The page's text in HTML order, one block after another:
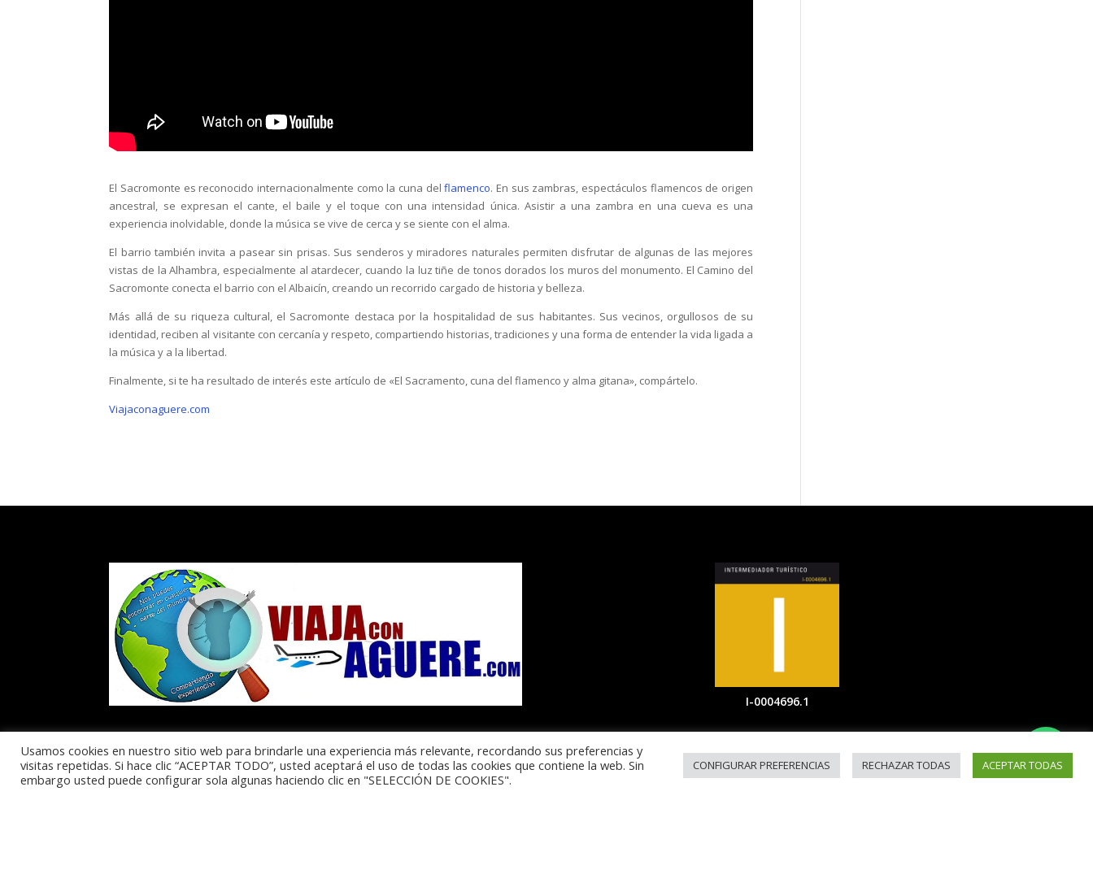
El Sacromonte es reconocido internacionalmente como la cuna delflamenco. En sus zambras, espectáculos flamencos de origen
ancestral, se expresan el cante, el baile y el toque con una intensidad única. Asistir a una zambra en una cueva es una
experiencia inolvidable, donde la música se vive de cerca y se siente con el alma.
El barrio también invita a pasear sin prisas. Sus senderos y miradores naturales permiten disfrutar de algunas de las mejores
vistas de la Alhambra, especialmente al atardecer, cuando la luz tiñe de tonos dorados los muros del monumento. El Camino del
Sacromonte conecta el barrio con el Albaicín, creando un recorrido cargado de historia y belleza.
Más allá de su riqueza cultural, el Sacromonte destaca por la hospitalidad de sus habitantes. Sus vecinos, orgullosos de su
identidad, reciben al visitante con cercanía y respeto, compartiendo historias, tradiciones y una forma de entender la vida ligada a
la música y a la libertad.
Finalmente, si te ha resultado de interés este artículo de «El Sacramento, cuna del flamenco y alma gitana», compártelo.
Viajaconaguere.com
I-0004696.1
Usamos cookies en nuestro sitio web para brindarle una experiencia más relevante, recordando sus preferencias y
visitas repetidas. Si hace clic “ACEPTAR TODO”, usted aceptará el uso de todas las cookies que contiene la web. Sin
embargo usted puede configurar sola algunas haciendo clic en "SELECCIÓN DE COOKIES".
CONFIGURAR PREFERENCIAS RECHAZAR TODAS ACEPTAR TODAS